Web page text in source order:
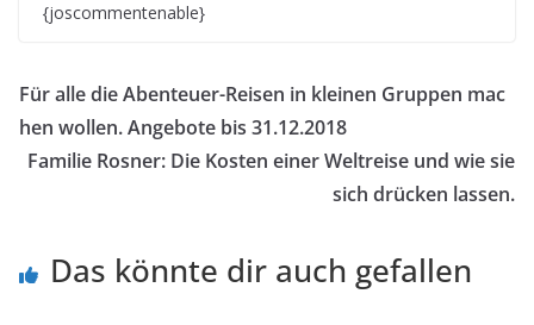
{joscommentenable}
Für alle die Abenteuer-Reisen in kleinen Gruppen mac
hen wollen. Angebote bis 31.12.2018
Familie Rosner: Die Kosten einer Weltreise und wie sie
sich drücken lassen.
Das könnte dir auch gefallen